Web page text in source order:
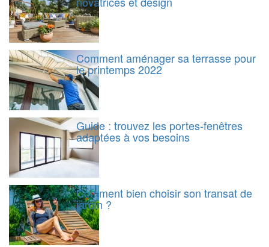
Comment aménager sa terrasse pour
le printemps 2022
Guide : trouvez les portes-fenêtres
adaptées à vos besoins
Comment bien choisir son transat de
jardin ?